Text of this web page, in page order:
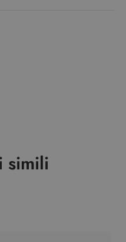
simili